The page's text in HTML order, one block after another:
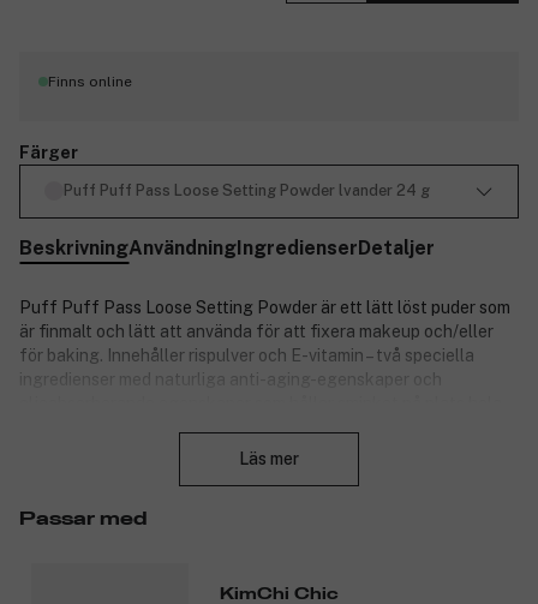
Finns online
Färger
Puff Puff Pass Loose Setting Powder lvander 24 g
BeskrivningAnvändningIngredienserDetaljer
Puff Puff Pass Loose Setting Powder är ett lätt löst puder som
är finmalt och lätt att använda för att fixera makeup och/eller
för baking. Innehåller rispulver och E-vitamin – två speciella
ingredienser med naturliga anti-aging-egenskaper och
Läs mer
Passar med
KimChi Chic